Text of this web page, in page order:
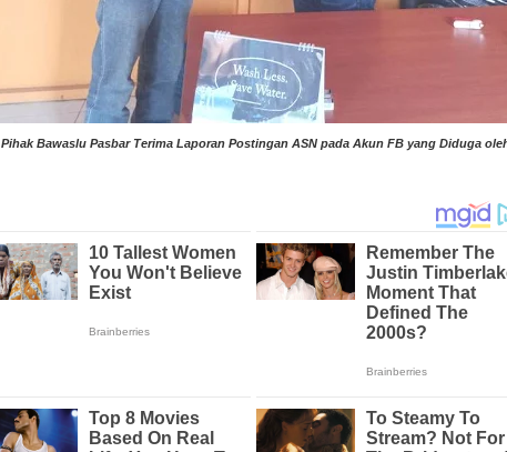
Pihak Bawaslu Pasbar Terima Laporan Postingan ASN pada Akun FB yang Diduga